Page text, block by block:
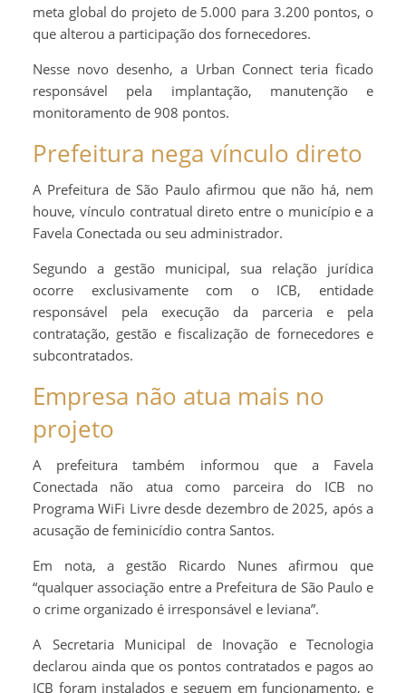
meta global do projeto de 5.000 para 3.200 pontos, o
que alterou a participação dos fornecedores.
Nesse novo desenho, a Urban Connect teria ficado
responsável pela implantação, manutenção e
monitoramento de 908 pontos.
Prefeitura nega vínculo direto
A Prefeitura de São Paulo afirmou que não há, nem
houve, vínculo contratual direto entre o município e a
Favela Conectada ou seu administrador.
Segundo a gestão municipal, sua relação jurídica
ocorre exclusivamente com o ICB, entidade
responsável pela execução da parceria e pela
contratação, gestão e fiscalização de fornecedores e
subcontratados.
Empresa não atua mais no
projeto
A prefeitura também informou que a Favela
Conectada não atua como parceira do ICB no
Programa WiFi Livre desde dezembro de 2025, após a
acusação de feminicídio contra Santos.
Em nota, a gestão Ricardo Nunes afirmou que
“qualquer associação entre a Prefeitura de São Paulo e
o crime organizado é irresponsável e leviana”.
A Secretaria Municipal de Inovação e Tecnologia
declarou ainda que os pontos contratados e pagos ao
ICB foram instalados e seguem em funcionamento, e